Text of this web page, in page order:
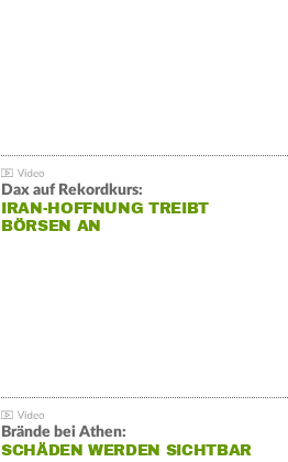
Dax auf Rekordkurs:
IRAN-HOFFNUNG TREIBT
BÖRSEN AN
Brände bei Athen:
SCHÄDEN WERDEN SICHTBAR